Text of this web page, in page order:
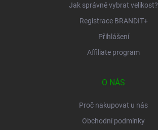
Jak správně vybrat velikost?
Registrace BRANDIT+
Přihlášení
Affiliate program
O NÁS
Proč nakupovat u nás
Obchodní podmínky